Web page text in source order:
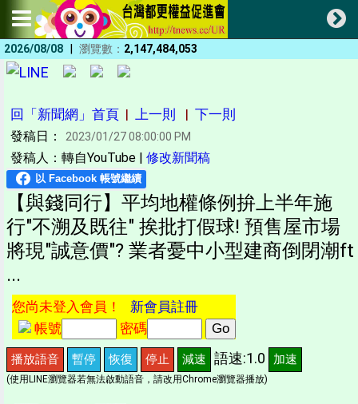
2026/08/08 | 瀏覽數： 2,147,484,053
回「新聞網」首頁 | 上一則 | 下一則
發稿日： 2023/01/27 08:00:00 PM
發稿人：轉自YouTube | 修改新聞稿
【與錢同行】平均地權條例拚上半年施
行"不溯及既往" 挨批打假球! 預售屋市場
將現"誠意價"? 業者憂中小型建商倒閉潮ft
...
您尚未登入會員！ 新會員註冊
帳號
密碼
播放語音 暫停 恢復 停止 減速 語速:1.0 加速
(使用LINE瀏覽器若無法啟動語音，請改用Chrome瀏覽器播放)